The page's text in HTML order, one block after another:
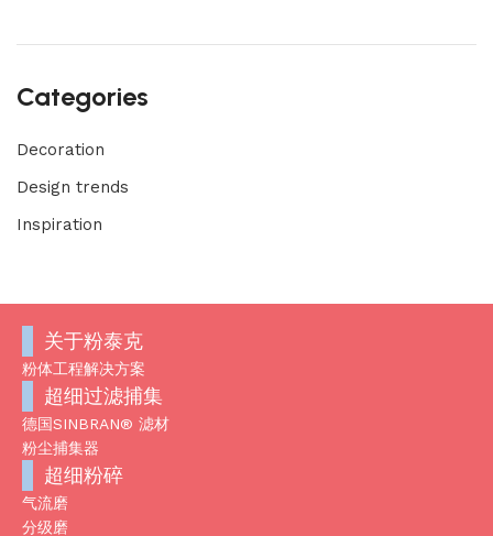
Categories
Decoration
Design trends
Inspiration
关于粉泰克
粉体工程解决方案
超细过滤捕集
德国SINBRAN® 滤材
粉尘捕集器
超细粉碎
气流磨
分级磨